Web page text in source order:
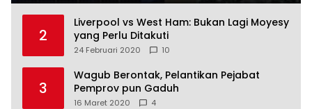
2
Liverpool vs West Ham: Bukan Lagi Moyesy
yang Perlu Ditakuti
24 Februari 2020 10
3
Wagub Berontak, Pelantikan Pejabat
Pemprov pun Gaduh
16 Maret 2020 4